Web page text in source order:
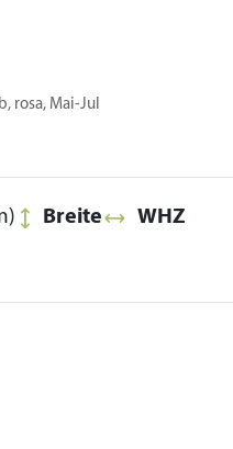
rosa, Mai-Jul
Breite WHZ